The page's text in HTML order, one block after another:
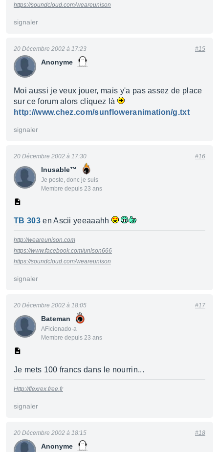
https://soundcloud.com/weareunison
signaler
Anonyme
20 Décembre 2002 à 17:23 #15
Moi aussi je veux jouer, mais y'a pas assez de place
sur ce forum alors cliquez là
http://www.chez.com/sunfloweranimation/g.txt
signaler
Inusable™
Je poste, donc je suis
Membre depuis 23 ans
20 Décembre 2002 à 17:30 #16
TB 303en Ascii yeeaaahh
http://weareunison.com
https://www.facebook.com/unison666
https://soundcloud.com/weareunison
signaler
Bateman
AFicionado·a
Membre depuis 23 ans
20 Décembre 2002 à 18:05 #17
Je mets 100 francs dans le nourrin...
Http://flexrex.free.fr
signaler
Anonyme
20 Décembre 2002 à 18:15 #18